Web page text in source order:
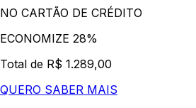
NO CARTÃO DE CRÉDITO
ECONOMIZE 28%
Total de R$ 1.289,00
QUERO SABER MAIS